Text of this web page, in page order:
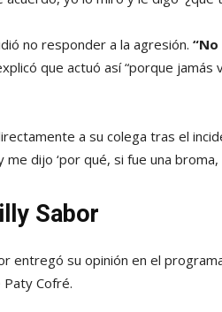
no responder a la agresión.
que actuó así “porque jamás
a su colega tras el
dijo ‘por qué, si fue una broma,
Sabor
entregó su opinión en el
Paty Cofré.